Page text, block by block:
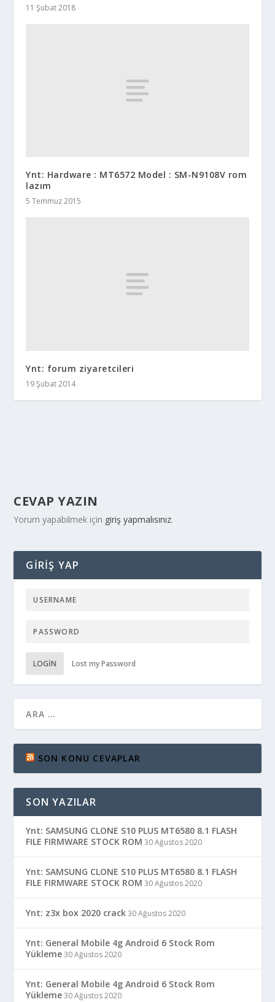
11 Şubat 2018
Ynt: Hardware : MT6572 Model : SM-N9108V rom
lazım
5 Temmuz 2015
Ynt: forum ziyaretcileri
19 Şubat 2014
CEVAP YAZIN
Yorum yapabilmek için giriş yapmalısınız.
GIRIŞ YAP
LOGIN Lost my Password
SON KONU CEVAPLAR
SON YAZILAR
Ynt: SAMSUNG CLONE S10 PLUS MT6580 8.1 FLASH
FILE FIRMWARE STOCK ROM 30 Ağustos 2020
Ynt: SAMSUNG CLONE S10 PLUS MT6580 8.1 FLASH
FILE FIRMWARE STOCK ROM 30 Ağustos 2020
Ynt: z3x box 2020 crack 30 Ağustos 2020
Ynt: General Mobile 4g Android 6 Stock Rom
Yükleme 30 Ağustos 2020
Ynt: General Mobile 4g Android 6 Stock Rom
Yükleme 30 Ağustos 2020